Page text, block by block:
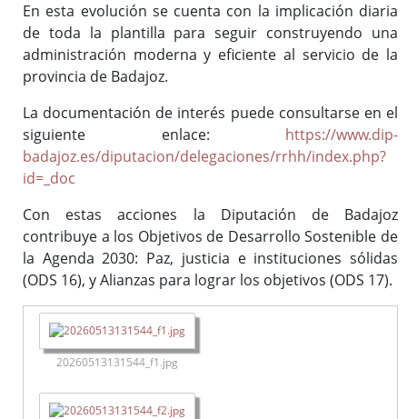
En esta evolución se cuenta con la implicación diaria
de toda la plantilla para seguir construyendo una
administración moderna y eficiente al servicio de la
provincia de Badajoz.
La documentación de interés puede consultarse en el
siguiente enlace: https://www.dip-
badajoz.es/diputacion/delegaciones/rrhh/index.php?
id=_doc
Con estas acciones la Diputación de Badajoz
contribuye a los Objetivos de Desarrollo Sostenible de
la Agenda 2030: Paz, justicia e instituciones sólidas
(ODS 16), y Alianzas para lograr los objetivos (ODS 17).
20260513131544_f1.jpg